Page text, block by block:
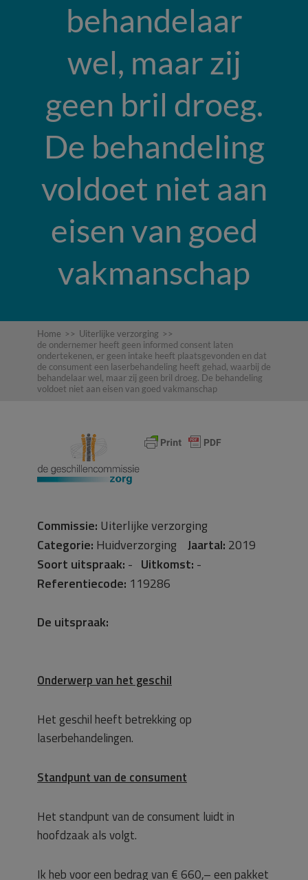
behandelaar
wel, maar zij
geen bril droeg.
De behandeling
voldoet niet aan
eisen van goed
vakmanschap
Home >> Uiterlijke verzorging >>
de ondernemer heeft geen informed consent laten
ondertekenen, er geen intake heeft plaatsgevonden en dat
de consument een laserbehandeling heeft gehad, waarbij de
behandelaar wel, maar zij geen bril droeg. De behandeling
voldoet niet aan eisen van goed vakmanschap
Commissie: Uiterlijke verzorging
Categorie: Huidverzorging Jaartal: 2019
Soort uitspraak: - Uitkomst: -
Referentiecode: 119286
De uitspraak:
Onderwerp van het geschil
Het geschil heeft betrekking op
laserbehandelingen.
Standpunt van de consument
Het standpunt van de consument luidt in
hoofdzaak als volgt.
Ik heb voor een bedrag van € 660,– een pakket